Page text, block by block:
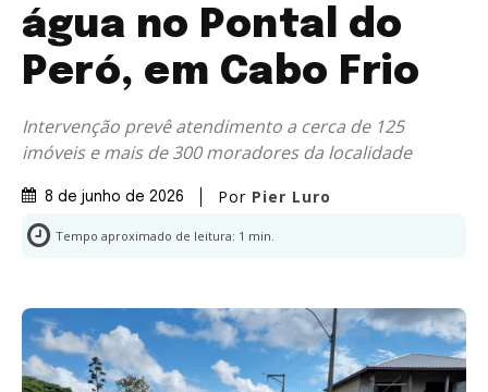
água no Pontal do
Peró, em Cabo Frio
Intervenção prevê atendimento a cerca de 125
imóveis e mais de 300 moradores da localidade
8 de junho de 2026 Por Pier Luro
Tempo aproximado de leitura: 1 min.